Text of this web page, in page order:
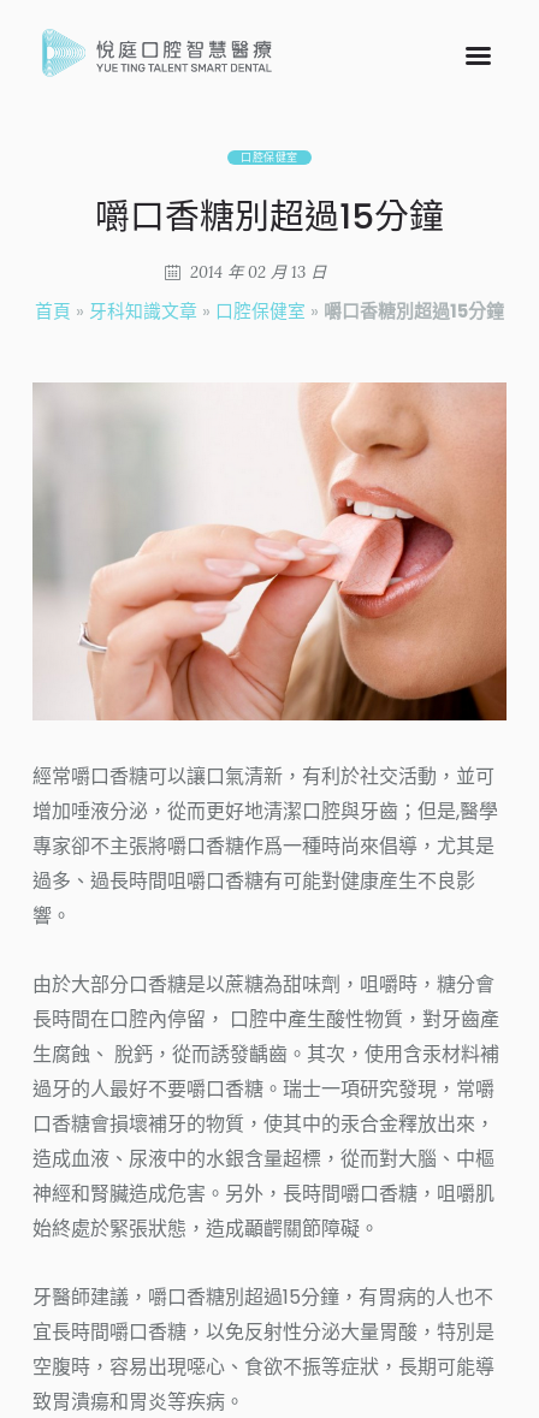
口腔保健室
嚼口香糖別超過15分鐘
2014 年 02 月 13 日
首頁 » 牙科知識文章 » 口腔保健室 » 嚼口香糖別超過15分鐘
經常嚼口香糖可以讓口氣清新，有利於社交活動，並可
增加唾液分泌，從而更好地清潔口腔與牙齒；但是,醫學
專家卻不主張將嚼口香糖作爲一種時尚來倡導，尤其是
過多、過長時間咀嚼口香糖有可能對健康産生不良影
響。
由於大部分口香糖是以蔗糖為甜味劑，咀嚼時，糖分會
長時間在口腔內停留， 口腔中產生酸性物質，對牙齒產
生腐蝕、 脫鈣，從而誘發齲齒。其次，使用含汞材料補
過牙的人最好不要嚼口香糖。瑞士一項研究發現，常嚼
口香糖會損壞補牙的物質，使其中的汞合金釋放出來，
造成血液、尿液中的水銀含量超標，從而對大腦、中樞
神經和腎臟造成危害。另外，長時間嚼口香糖，咀嚼肌
始終處於緊張狀態，造成顳齶關節障礙。
牙醫師建議，嚼口香糖別超過15分鐘，有胃病的人也不
宜長時間嚼口香糖，以免反射性分泌大量胃酸，特別是
空腹時，容易出現噁心、食欲不振等症狀，長期可能導
致胃潰瘍和胃炎等疾病。